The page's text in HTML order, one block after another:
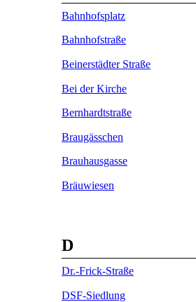
Bahnhofsplatz
Bahnhofstraße
Beinerstädter Straße
Bei der Kirche
Bernhardtstraße
Braugässchen
Brauhausgasse
Bräuwiesen
D
Dr.-Frick-Straße
DSF-Siedlung